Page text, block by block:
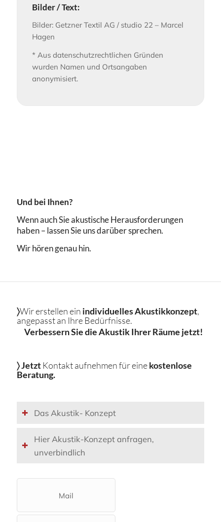
Bilder / Text:
Bilder: Getzner Textil AG / studio 22 – Marcel
Hagen
* Aus datenschutzrechtlichen Gründen
wurden Namen und Ortsangaben
anonymisiert.
Und bei Ihnen?
Wenn auch Sie akustische Herausforderungen
haben – lassen Sie uns darüber sprechen.
Wir hören genau hin.
〉Wir erstellen ein individuelles Akustikkonzept,
angepasst an Ihre Bedürfnisse.
Verbessern Sie die Akustik Ihrer Räume jetzt!
〉Jetzt Kontakt aufnehmen für einekostenlose
Beratung.
Das Akustik- Konzept
Hier Akustik-Konzept anfragen,
unverbindlich
Mail